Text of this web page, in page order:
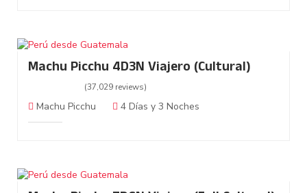
Machu Picchu 4D3N Viajero (Cultural)
(37,029 reviews)
Machu Picchu 4 Días y 3 Noches